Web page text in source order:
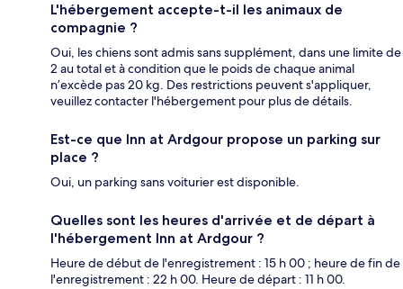
L'hébergement accepte-t-il les animaux de
compagnie ?
Oui, les chiens sont admis sans supplément, dans une limite de
2 au total et à condition que le poids de chaque animal
n’excède pas 20 kg. Des restrictions peuvent s'appliquer,
veuillez contacter l'hébergement pour plus de détails.
Est-ce que Inn at Ardgour propose un parking sur
place ?
Oui, un parking sans voiturier est disponible.
Quelles sont les heures d'arrivée et de départ à
l'hébergement Inn at Ardgour ?
Heure de début de l'enregistrement : 15 h 00 ; heure de fin de
l'enregistrement : 22 h 00. Heure de départ : 11 h 00.